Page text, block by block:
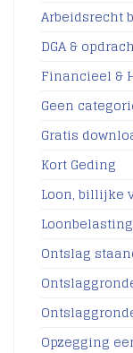
Arbeidsrecht
DGA &
Financieel &
Geen
Gratis
Kort Geding
Loon, billijke
Loonbelasting
Ontslag
Opzegging